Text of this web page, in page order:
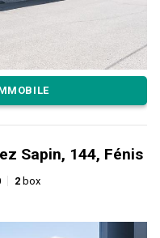
Sapin, 144, Fénis
2 box